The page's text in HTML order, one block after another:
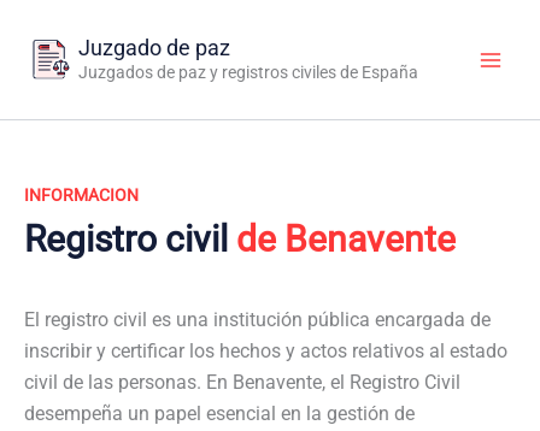
contenido
Juzgado de paz
Juzgados de paz y registros civiles de España
INFORMACION
Registro civil de Benavente
El registro civil es una institución pública encargada de
inscribir y certificar los hechos y actos relativos al estado
civil de las personas. En Benavente, el Registro Civil
desempeña un papel esencial en la gestión de